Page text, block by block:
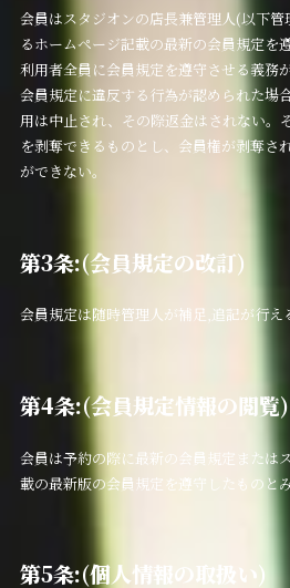
会員はスタジオンの店長兼管理人(以下
るホームページ記載の最新の会員規定を
利用者全員に会員規定を遵守させる義務
会員規定に違反する行為が認められた場
用は中止され、その際返金はされない。
を剥奪できるものとし、会員権が剥奪さ
ができない。
第3条:(会員規定の改訂)
会員規定は随時管理人が補足,追記が行え
第4条:(会員規定情報の閲覧)
会員は予約の際に最新の会員規定または
載の最新版の会員規定を遵守したものと
第5条:(個人情報の取扱い)